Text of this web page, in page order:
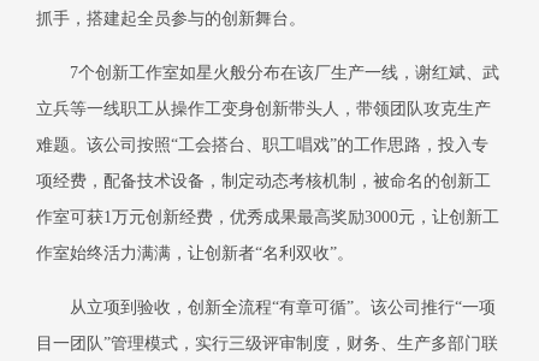
抓手，搭建起全员参与的创新舞台。
7个创新工作室如星火般分布在该厂生产一线，谢红斌、武
立兵等一线职工从操作工变身创新带头人，带领团队攻克生产
难题。该公司按照“工会搭台、职工唱戏”的工作思路，投入专
项经费，配备技术设备，制定动态考核机制，被命名的创新工
作室可获1万元创新经费，优秀成果最高奖励3000元，让创新工
作室始终活力满满，让创新者“名利双收”。
从立项到验收，创新全流程“有章可循”。该公司推行“一项
目一团队”管理模式，实行三级评审制度，财务、生产多部门联